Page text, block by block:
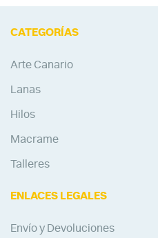
CATEGORÍAS
Arte Canario
Lanas
Hilos
Macrame
Talleres
ENLACES LEGALES
Envío y Devoluciones